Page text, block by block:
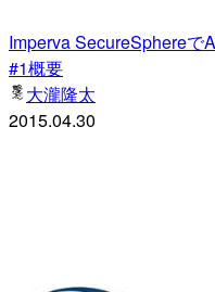
Imperva SecureSphereで
#1概要
大瀧隆太
2015.04.30